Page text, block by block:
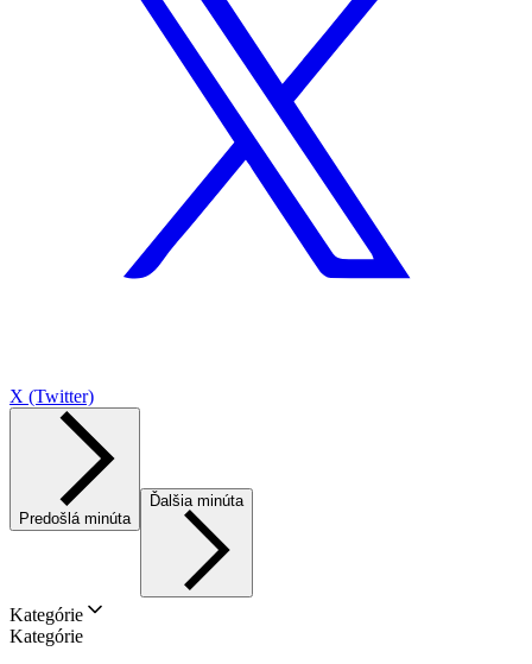
X (Twitter)
Predošlá minúta
Ďalšia minúta
Kategórie
Kategórie